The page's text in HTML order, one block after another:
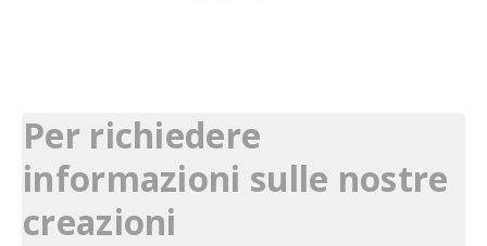
Per richiedere
informazioni sulle nostre
creazioni